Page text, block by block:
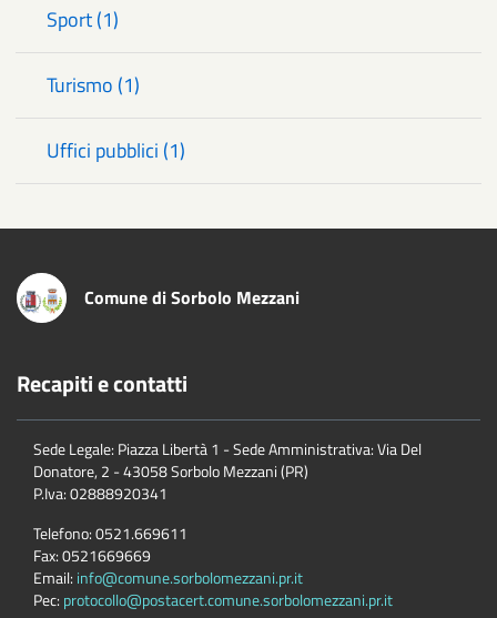
Sport (1)
Turismo (1)
Uffici pubblici (1)
Comune di Sorbolo Mezzani
Recapiti e contatti
Sede Legale: Piazza Libertà 1 - Sede Amministrativa: Via Del
Donatore, 2 - 43058 Sorbolo Mezzani (PR)
P.Iva:02888920341
Telefono:0521.669611
Fax:0521669669
Email: info@comune.sorbolomezzani.pr.it
Pec: protocollo@postacert.comune.sorbolomezzani.pr.it